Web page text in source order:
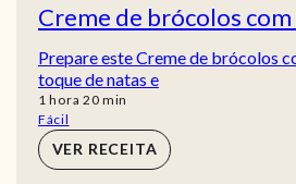
Creme de brócolos
Prepare este Creme de brócolos
toque de natas e
1 hora
hora 20min
min
Fácil
VER RECEITA